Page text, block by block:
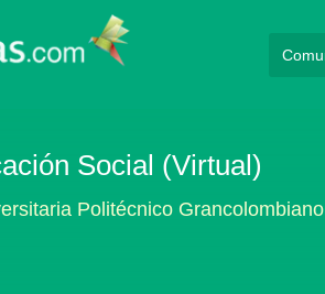
Social (Virtual)
Politécnico Grancolombiano